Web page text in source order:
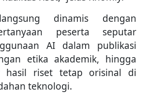
dinamis dengan
peserta seputar
AI dalam publikasi
etika akademik, hingga
hasil riset tetap orisinal di
teknologi.